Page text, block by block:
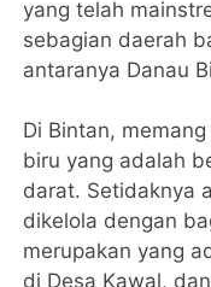
yang telah
sebagian daerah
antaranya Danau
Di Bintan,
biru yang adalah
darat. Setidaknya
dikelola dengan
merupakan yang
di Desa Kawal,